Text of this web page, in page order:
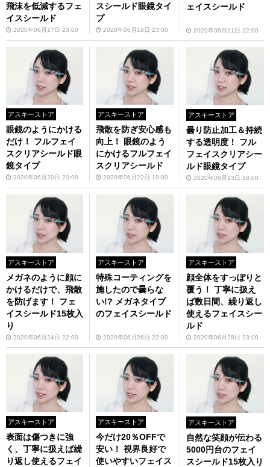
飛沫を低減するフェ
イスシールド
2020年06月17日 23:00
スシールド眼鏡タイ
プ
2020年06月19日 23:00
ェイスシールド
2020年06月21日 22:00
アスキーストア
眼鏡のようにかける
だけ！ フルフェイ
スクリアシールド眼
鏡タイプ
2020年06月20日 20:00
アスキーストア
飛散を防ぎ安心感も
向上！ 眼鏡のよう
にかけるフルフェイ
スクリアシールド
2020年06月22日 19:00
アスキーストア
曇り防止加工＆持続
する透明度！ フル
フェイスクリアシー
ルド眼鏡タイプ
2020年06月23日 18:00
アスキーストア
メガネのように顔に
かけるだけで、飛散
を防げます！ フェ
イスシールド15枚入
り
2020年06月24日 22:00
アスキーストア
特殊コーティングを
施したので曇らな
い!? メガネタイプ
のフェイスシールド
2020年06月26日 22:00
アスキーストア
顔全体をすっぽりと
覆う！ 丁寧に扱え
ば数日間、繰り返し
使えるフェイスシー
ルド
2020年06月28日 23:00
アスキーストア
表面は傷つきに強
く、丁寧に扱えば繰
り返し使えるフェイ
アスキーストア
今だけ20％OFFで
安い！ 視界良好で
使いやすいフェイス
アスキーストア
自然な笑顔が伝わる
5000円台のフェイ
スシールド15枚入り